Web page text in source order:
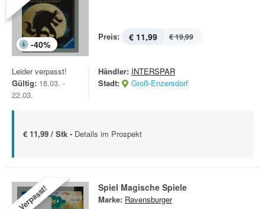
-40%
Preis: € 11,99 € 19,99
Leider verpasst!
Gültig: 18.03. -
22.03.
Händler: INTERSPAR
Stadt:
Groß-Enzersdorf
€ 11,99 / Stk - Details im Prospekt
Verpasst! Spiel Magische Spiele
Marke: Ravensburger